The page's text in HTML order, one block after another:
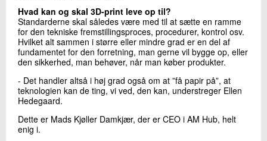
Hvad kan og skal 3D-print leve op til?
Standarderne skal således være med til at sætte en ramme
for den tekniske fremstillingsproces, procedurer, kontrol osv.
Hvilket alt sammen i større eller mindre grad er en del af
fundamentet for den forretning, man gerne vil bygge op, eller
den sikkerhed, man behøver, når man køber produkter.
- Det handler altså i høj grad også om at ”få papir på”, at
teknologien kan de ting, vi ved, den kan, understreger Ellen
Hedegaard.
Dette er Mads Kjøller Damkjær, der er CEO i AM Hub, helt
enig i.